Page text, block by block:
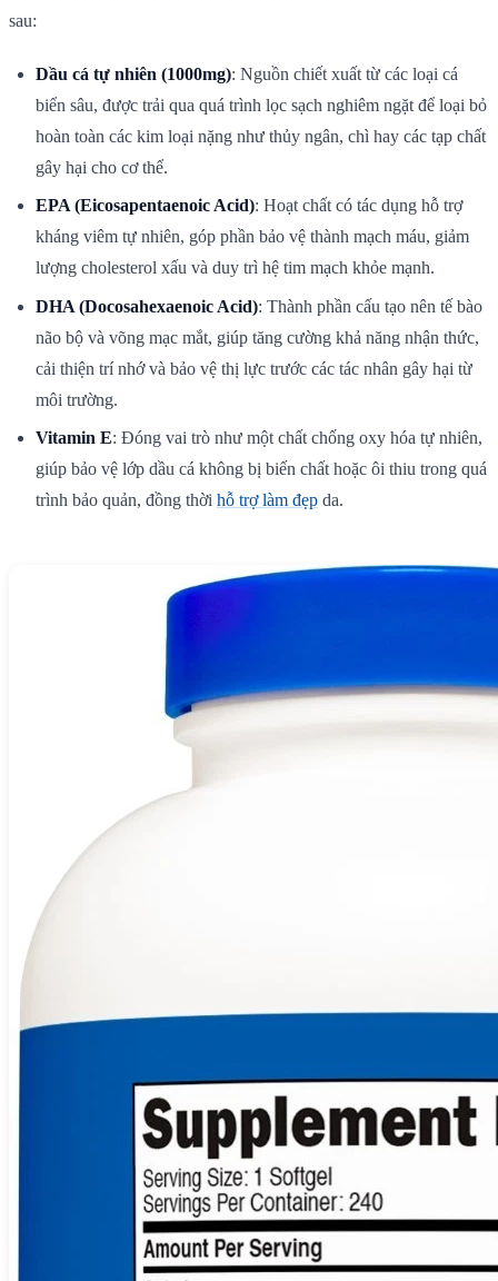
sau:
Dầu cá tự nhiên (1000mg): Nguồn chiết xuất từ các loại cá
biển sâu, được trải qua quá trình lọc sạch nghiêm ngặt để loại bỏ
hoàn toàn các kim loại nặng như thủy ngân, chì hay các tạp chất
gây hại cho cơ thể.
EPA (Eicosapentaenoic Acid): Hoạt chất có tác dụng hỗ trợ
kháng viêm tự nhiên, góp phần bảo vệ thành mạch máu, giảm
lượng cholesterol xấu và duy trì hệ tim mạch khỏe mạnh.
DHA (Docosahexaenoic Acid): Thành phần cấu tạo nên tế bào
não bộ và võng mạc mắt, giúp tăng cường khả năng nhận thức,
cải thiện trí nhớ và bảo vệ thị lực trước các tác nhân gây hại từ
môi trường.
Vitamin E: Đóng vai trò như một chất chống oxy hóa tự nhiên,
giúp bảo vệ lớp dầu cá không bị biến chất hoặc ôi thiu trong quá
trình bảo quản, đồng thời hỗ trợ làm đẹp da.